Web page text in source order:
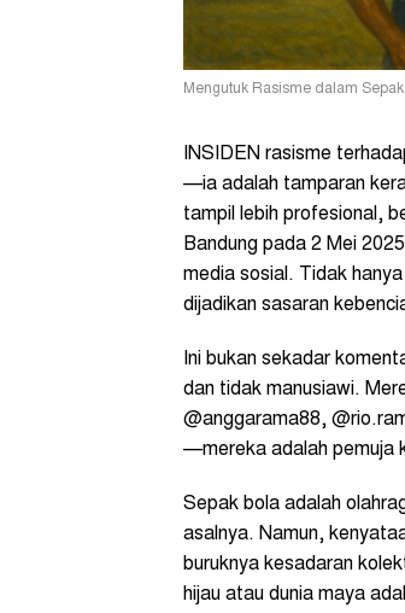
Mengutuk Rasisme dalam
INSIDEN rasisme
—ia adalah tamparan
tampil lebih profesional,
Bandung pada 2 Mei
media sosial. Tidak
dijadikan sasaran
Ini bukan sekadar
dan tidak manusiawi.
@anggarama88,
—mereka adalah pemuja
Sepak bola adalah
asalnya. Namun,
buruknya kesadaran
hijau atau dunia maya